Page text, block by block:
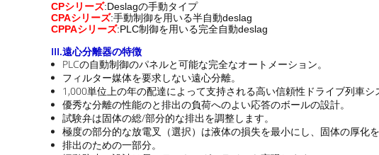
CPシリーズ:Deslagの手動タイプ
CPAシリーズ:手動制御を用いる半自動deslag
CPPAシリーズ:PLC制御を用いる完全自動deslag
III.遠心分離器の特徴
PLCの自動制御のパネルと可能な完全なオートメーション。
フィルター媒体を要求しない遠心分離。
1,000単位上の年の配達によって支持される高い信頼性ドライブ列車シ
優秀な分離の性能のと排出の負荷へのよい応答のボールの設計。
試験弁は固体の総/部分的な排出を調整します。
極度の部分的な放電叉（選択）は液体の損失を最小にし、固体の厚化
排出のための一部分。